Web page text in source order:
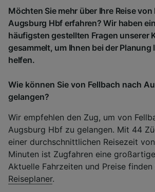
Möchten Sie mehr über Ihre Reise von
Augsburg Hbf erfahren? Wir haben
häufigsten gestellten Fragen unserer
gesammelt, um Ihnen bei der Planung
helfen.
Wie können Sie von Fellbach nach
gelangen?
Wir empfehlen den Zug, um von
Augsburg Hbf zu gelangen. Mit 44
einer durchschnittlichen Reisezeit
Minuten ist Zugfahren eine
Aktuelle Fahrzeiten und Preise finden
Reiseplaner.